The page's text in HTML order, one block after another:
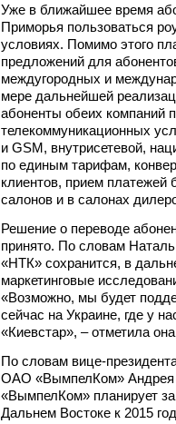
Уже в ближайшее время
Приморья пользоваться
условиях. Помимо этого
предложений для
междугородных и
мере дальнейшей
абоненты обеих компаний
телекоммуникационных
и GSM, внутрисетевой,
по единым тарифам,
клиентов, прием платежей
салонов и в салонах
Решение о переводе
принято. По словам
«НТК» сохранится, в
маркетинговые
«Возможно, мы будет
сейчас на Украине, где у
«Киевстар», – отметила
По словам вице-
ОАО «ВымпелКом»
«ВымпелКом» планирует
Дальнем Востоке к 2015